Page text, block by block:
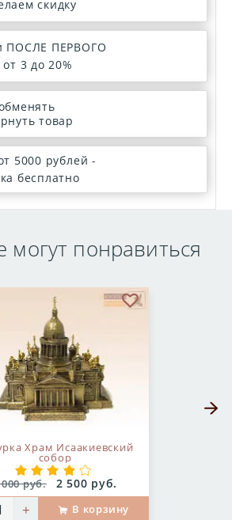
скидку
ПОСЛЕ ПЕРВОГО
от 3 до 20%
товар
5000 рублей -
бесплатно
могут понравиться
Храм Исаакиевский
собор
руб. Цена:
2 500 руб.
+ В корзину
В избранное